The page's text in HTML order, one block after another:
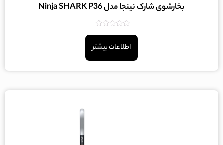
بخارشوی شارک نینجا مدل Ninja SHARK P36
از
اطلاعات بیشتر